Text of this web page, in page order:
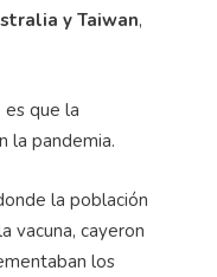
y Taiwan,
es que la
la pandemia.
la población
vacuna, cayeron
los